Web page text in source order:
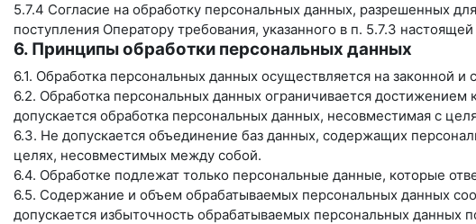
5.7.4 Согласие на обработку персональных данных, разрешенных
поступления Оператору требования, указанного в п. 5.7.3
6. Принципы обработки персональных данных
6.1. Обработка персональных данных осуществляется на законной и
6.2. Обработка персональных данных ограничивается
допускается обработка персональных данных, несовместимая с
6.3. Не допускается объединение баз данных, содержащих
целях, несовместимых между собой.
6.4. Обработке подлежат только персональные данные, которые
6.5. Содержание и объем обрабатываемых персональных данных
допускается избыточность обрабатываемых персональных данных